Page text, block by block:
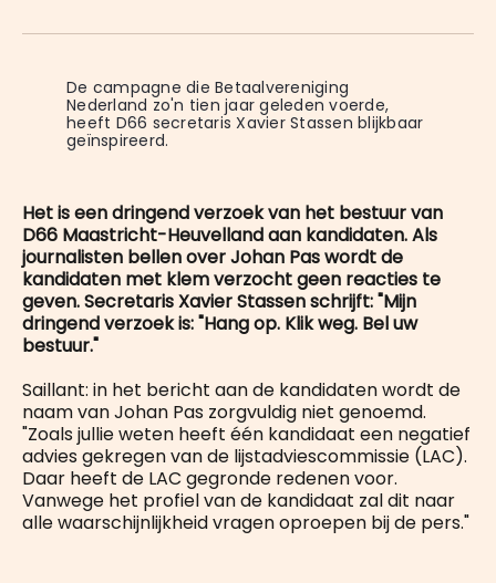
WhatsApp
Facebook
LinkedIn
X
E-
De campagne die Betaalvereniging
Nederland zo'n tien jaar geleden voerde,
heeft D66 secretaris Xavier Stassen blijkbaar
geïnspireerd.
Het is een dringend verzoek van het bestuur van
D66 Maastricht-Heuvelland aan kandidaten. Als
journalisten bellen over Johan Pas wordt de
kandidaten met klem verzocht geen reacties te
geven. Secretaris Xavier Stassen schrijft: "Mijn
dringend verzoek is: "Hang op. Klik weg. Bel uw
bestuur."
Saillant: in het bericht aan de kandidaten wordt de
naam van Johan Pas zorgvuldig niet genoemd.
"Zoals jullie weten heeft één kandidaat een negatief
advies gekregen van de lijstadviescommissie (LAC).
Daar heeft de LAC gegronde redenen voor.
Vanwege het profiel van de kandidaat zal dit naar
alle waarschijnlijkheid vragen oproepen bij de pers."